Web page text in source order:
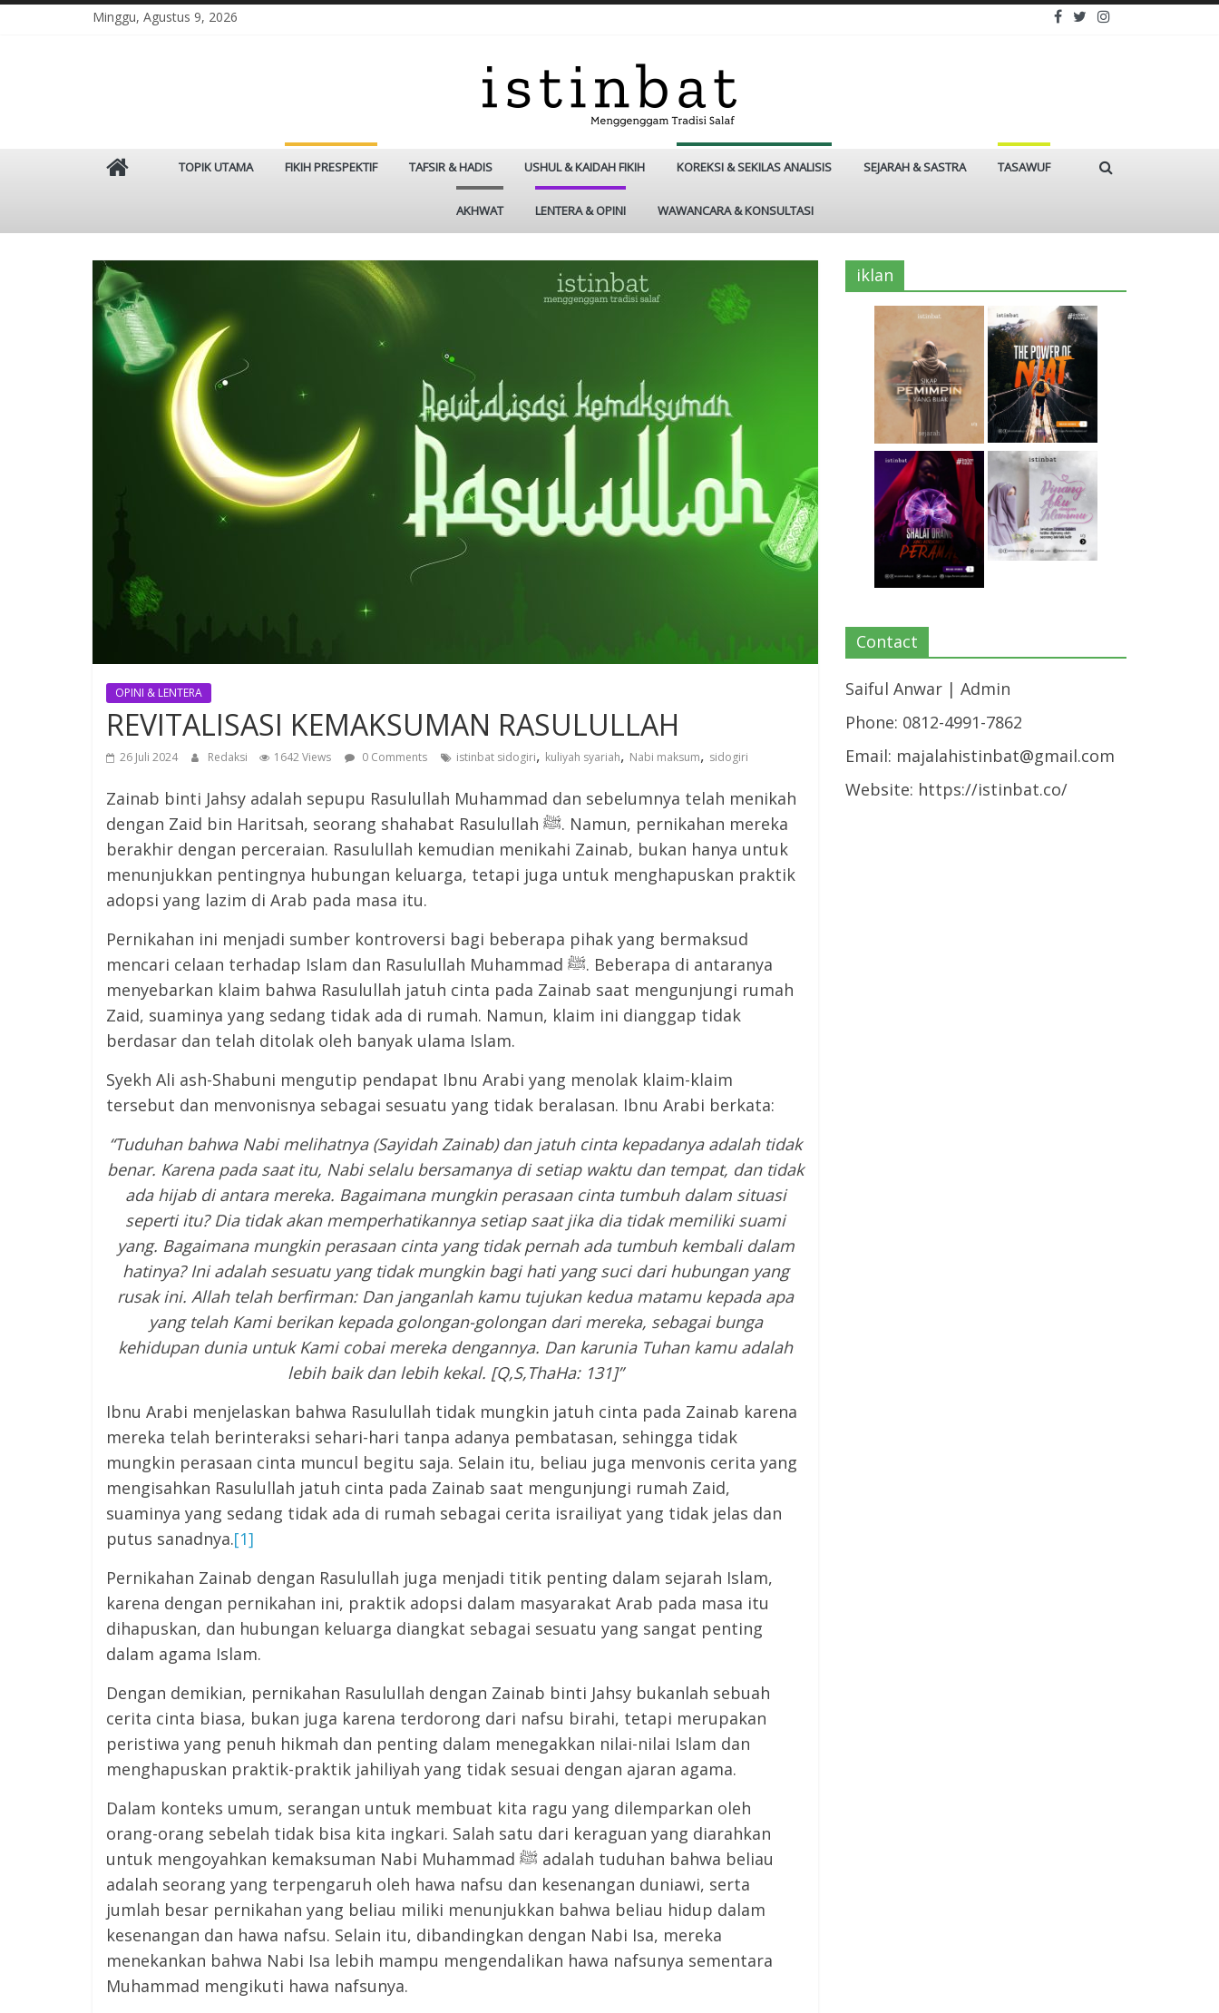
Skip
Minggu, Agustus 9, 2026
Istinbat
Salaf
TOPIK UTAMA FIKIH PRESPEKTIF TAFSIR & HADIS USHUL & KAIDAH FIKIH KOREKSI & SEKILAS ANALISIS SEJARAH & SASTRA TASAWUF
AKHWAT LENTERA & OPINI WAWANCARA & KONSULTASI
OPINI & LENTERA
REVITALISASI KEMAKSUMAN RASULULLAH
26 Juli 2024 Redaksi 1642 Views 0 Comments istinbat sidogiri, kuliyah syariah, Nabi maksum, sidogiri
Zainab binti Jahsy adalah sepupu Rasulullah Muhammad dan sebelumnya telah menikah
dengan Zaid bin Haritsah, seorang shahabat Rasulullah ﷺ. Namun, pernikahan mereka
berakhir dengan perceraian. Rasulullah kemudian menikahi Zainab, bukan hanya untuk
menunjukkan pentingnya hubungan keluarga, tetapi juga untuk menghapuskan praktik
adopsi yang lazim di Arab pada masa itu.
Pernikahan ini menjadi sumber kontroversi bagi beberapa pihak yang bermaksud
mencari celaan terhadap Islam dan Rasulullah Muhammad ﷺ. Beberapa di antaranya
menyebarkan klaim bahwa Rasulullah jatuh cinta pada Zainab saat mengunjungi rumah
Zaid, suaminya yang sedang tidak ada di rumah. Namun, klaim ini dianggap tidak
berdasar dan telah ditolak oleh banyak ulama Islam.
Syekh Ali ash-Shabuni mengutip pendapat Ibnu Arabi yang menolak klaim-klaim
tersebut dan menvonisnya sebagai sesuatu yang tidak beralasan. Ibnu Arabi berkata:
“Tuduhan bahwa Nabi melihatnya (Sayidah Zainab) dan jatuh cinta kepadanya adalah tidak
benar. Karena pada saat itu, Nabi selalu bersamanya di setiap waktu dan tempat, dan tidak
ada hijab di antara mereka. Bagaimana mungkin perasaan cinta tumbuh dalam situasi
seperti itu? Dia tidak akan memperhatikannya setiap saat jika dia tidak memiliki suami
yang. Bagaimana mungkin perasaan cinta yang tidak pernah ada tumbuh kembali dalam
hatinya? Ini adalah sesuatu yang tidak mungkin bagi hati yang suci dari hubungan yang
rusak ini. Allah telah berfirman:Dan janganlah kamu tujukan kedua matamu kepada apa
yang telah Kami berikan kepada golongan-golongan dari mereka, sebagai bunga
kehidupan dunia untuk Kami cobai mereka dengannya. Dan karunia Tuhan kamu adalah
lebih baik dan lebih kekal. [Q,S,ThaHa: 131]”
Ibnu Arabi menjelaskan bahwa Rasulullah tidak mungkin jatuh cinta pada Zainab karena
mereka telah berinteraksi sehari-hari tanpa adanya pembatasan, sehingga tidak
mungkin perasaan cinta muncul begitu saja. Selain itu, beliau juga menvonis cerita yang
mengisahkan Rasulullah jatuh cinta pada Zainab saat mengunjungi rumah Zaid,
suaminya yang sedang tidak ada di rumah sebagai cerita israiliyat yang tidak jelas dan
putus sanadnya.[1]
Pernikahan Zainab dengan Rasulullah juga menjadi titik penting dalam sejarah Islam,
karena dengan pernikahan ini, praktik adopsi dalam masyarakat Arab pada masa itu
dihapuskan, dan hubungan keluarga diangkat sebagai sesuatu yang sangat penting
dalam agama Islam.
Dengan demikian, pernikahan Rasulullah dengan Zainab binti Jahsy bukanlah sebuah
cerita cinta biasa, bukan juga karena terdorong dari nafsu birahi, tetapi merupakan
peristiwa yang penuh hikmah dan penting dalam menegakkan nilai-nilai Islam dan
menghapuskan praktik-praktik jahiliyah yang tidak sesuai dengan ajaran agama.
Dalam konteks umum, serangan untuk membuat kita ragu yang dilemparkan oleh
orang-orang sebelah tidak bisa kita ingkari. Salah satu dari keraguan yang diarahkan
untuk mengoyahkan kemaksuman Nabi Muhammad ﷺ adalah tuduhan bahwa beliau
adalah seorang yang terpengaruh oleh hawa nafsu dan kesenangan duniawi, serta
jumlah besar pernikahan yang beliau miliki menunjukkan bahwa beliau hidup dalam
kesenangan dan hawa nafsu. Selain itu, dibandingkan dengan Nabi Isa, mereka
menekankan bahwa Nabi Isa lebih mampu mengendalikan hawa nafsunya sementara
Muhammad mengikuti hawa nafsunya.
iklan
Contact
Saiful Anwar | Admin
Phone: 0812-4991-7862
Email: majalahistinbat@gmail.com
Website: https://istinbat.co/